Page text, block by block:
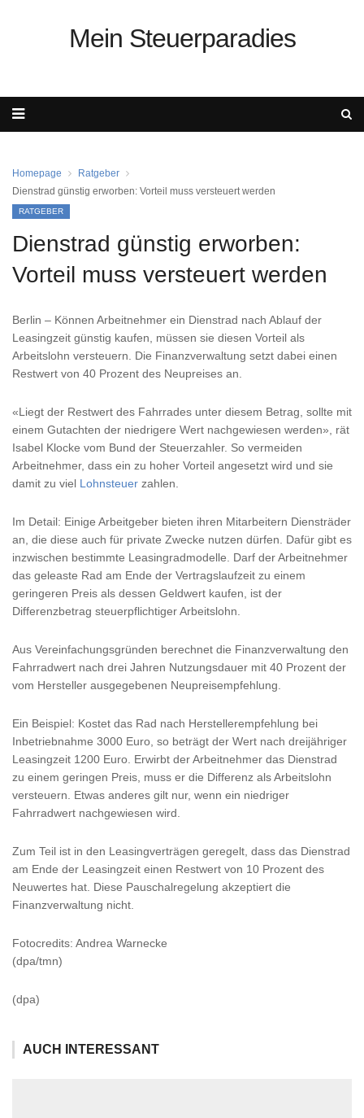
Mein Steuerparadies
Homepage
Ratgeber
Dienstrad günstig erworben: Vorteil muss versteuert werden
RATGEBER
Dienstrad günstig erworben:
Vorteil muss versteuert werden
Berlin – Können Arbeitnehmer ein Dienstrad nach Ablauf der
Leasingzeit günstig kaufen, müssen sie diesen Vorteil als
Arbeitslohn versteuern. Die Finanzverwaltung setzt dabei einen
Restwert von 40 Prozent des Neupreises an.
«Liegt der Restwert des Fahrrades unter diesem Betrag, sollte mit
einem Gutachten der niedrigere Wert nachgewiesen werden», rät
Isabel Klocke vom Bund der Steuerzahler. So vermeiden
Arbeitnehmer, dass ein zu hoher Vorteil angesetzt wird und sie
damit zu viel Lohnsteuer zahlen.
Im Detail: Einige Arbeitgeber bieten ihren Mitarbeitern Diensträder
an, die diese auch für private Zwecke nutzen dürfen. Dafür gibt es
inzwischen bestimmte Leasingradmodelle. Darf der Arbeitnehmer
das geleaste Rad am Ende der Vertragslaufzeit zu einem
geringeren Preis als dessen Geldwert kaufen, ist der
Differenzbetrag steuerpflichtiger Arbeitslohn.
Aus Vereinfachungsgründen berechnet die Finanzverwaltung den
Fahrradwert nach drei Jahren Nutzungsdauer mit 40 Prozent der
vom Hersteller ausgegebenen Neupreisempfehlung.
Ein Beispiel: Kostet das Rad nach Herstellerempfehlung bei
Inbetriebnahme 3000 Euro, so beträgt der Wert nach dreijähriger
Leasingzeit 1200 Euro. Erwirbt der Arbeitnehmer das Dienstrad
zu einem geringen Preis, muss er die Differenz als Arbeitslohn
versteuern. Etwas anderes gilt nur, wenn ein niedriger
Fahrradwert nachgewiesen wird.
Zum Teil ist in den Leasingverträgen geregelt, dass das Dienstrad
am Ende der Leasingzeit einen Restwert von 10 Prozent des
Neuwertes hat. Diese Pauschalregelung akzeptiert die
Finanzverwaltung nicht.
Fotocredits: Andrea Warnecke
(dpa/tmn)
(dpa)
AUCH INTERESSANT